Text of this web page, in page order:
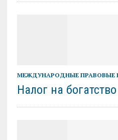
МЕЖДУНАРОДНЫЕ ПРАВОВЫЕ
Налог на